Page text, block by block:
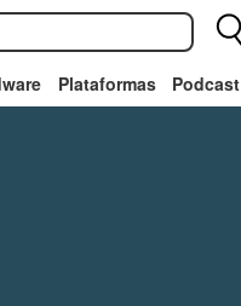
Plataformas Podcast